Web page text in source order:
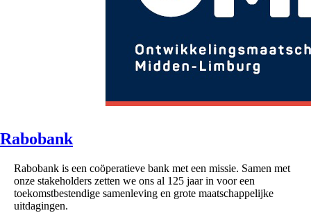
Rabobank
Rabobank is een coöperatieve bank met een missie. Samen met
onze stakeholders zetten we ons al 125 jaar in voor een
toekomstbestendige samenleving en grote maatschappelijke
uitdagingen.